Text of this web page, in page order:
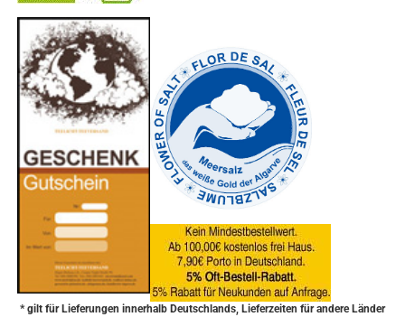
* gilt für Lieferungen innerhalb Deutschlands, Lieferzeiten für andere Länder